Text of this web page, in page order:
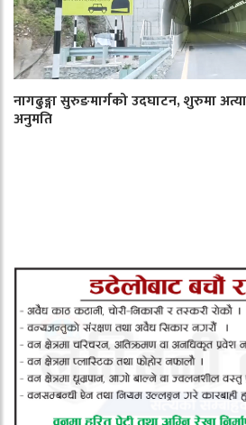
नागढुङ्गा सुरुङमार्गको उदघाटन, शुरुमा
अनुमति